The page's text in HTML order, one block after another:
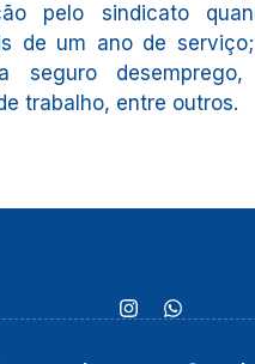
pelo sindicato
de um ano de serviço;
seguro desemprego,
trabalho, entre outros.